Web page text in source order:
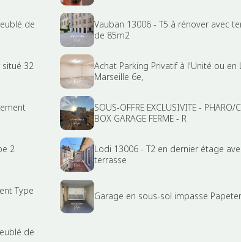
de
situé 32
2
Type
de
Vauban 13006 - T5 à rénover avec
de 85m2
Achat Parking Privatif à l'Unité ou en
Marseille 6e,
SOUS-OFFRE EXCLUSIVITE - PHARO/
BOX GARAGE FERME - R
Lodi 13006 - T2 en dernier étage
terrasse
Garage en sous-sol impasse